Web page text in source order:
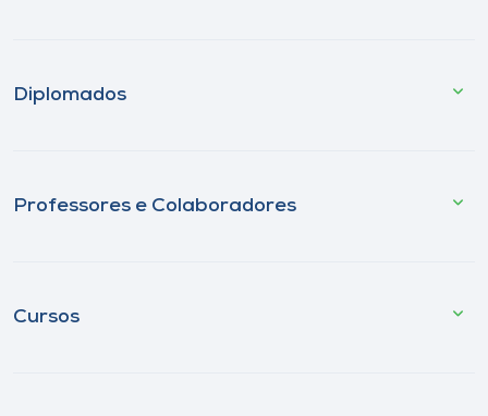
Diplomados
Professores e Colaboradores
Cursos